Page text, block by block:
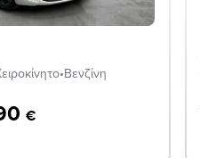
•Βενζίνη
€